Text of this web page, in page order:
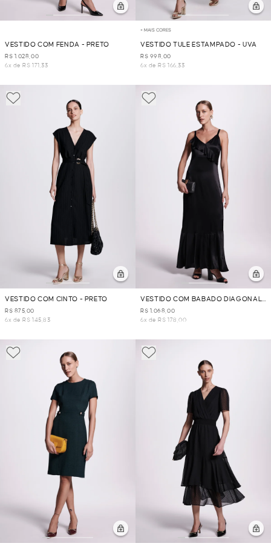
VESTIDO COM FENDA - PRETO
R$ 1.028,00
6x de R$ 171,33
+ MAIS CORES
VESTIDO TULE ESTAMPADO - UVA
R$ 998,00
6x de R$ 166,33
VESTIDO COM CINTO - PRETO
R$ 875,00
6x de R$ 145,83
VESTIDO COM BABADO DIAGONAL
- PRETO
R$ 1.068,00
6x de R$ 178,00